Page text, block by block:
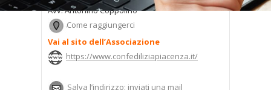
Avv. Antonino Coppolino
Come raggiungerci
Vai al sito dell’Associazione
https://www.confediliziapiacenza.it/
Salva l’indirizzo: inviati una mail